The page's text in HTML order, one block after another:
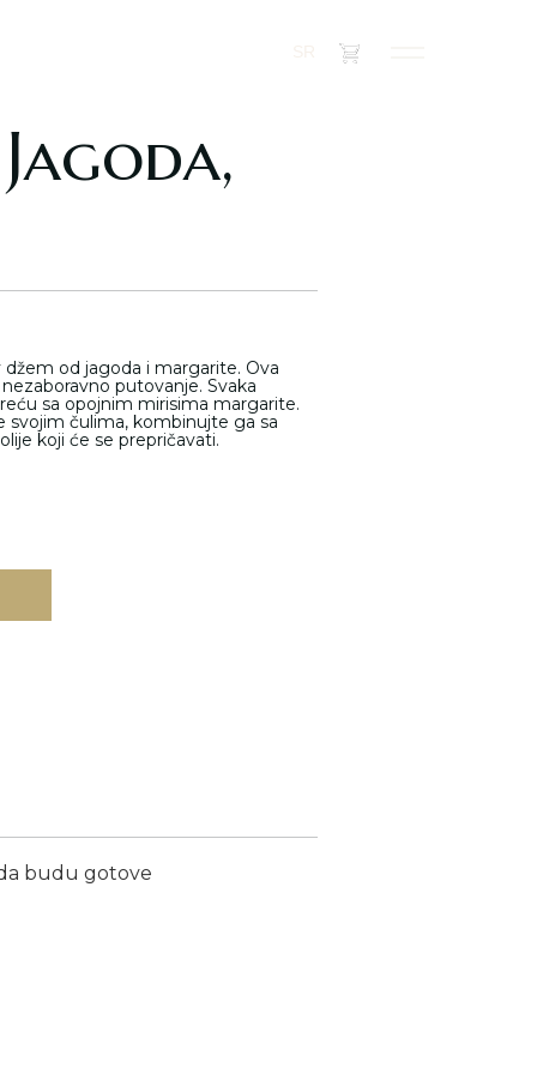
(
od jagoda i margarite. Ova
putovanje. Svaka
sa opojnim mirisima margarite.
svojim čulima, kombinujte ga sa
koji će se prepričavati.
budu gotove